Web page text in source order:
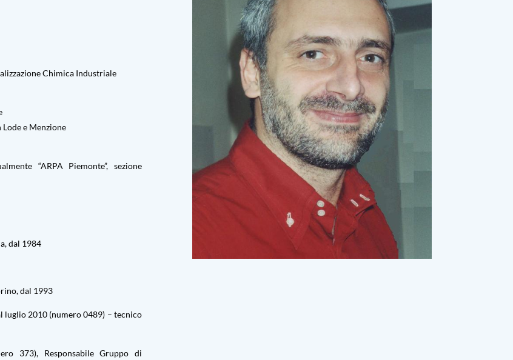
Chimica Industriale
e Menzione
“ARPA Piemonte”, sezione
dal 1984
dal 1993
luglio 2010 (numero 0489) – tecnico
373), Responsabile Gruppo di